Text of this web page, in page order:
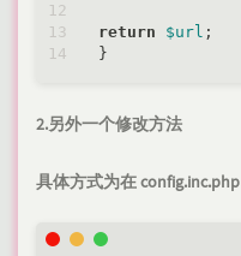
return $url ;
2.另外一个修改方法
具体方式为在config.inc.php